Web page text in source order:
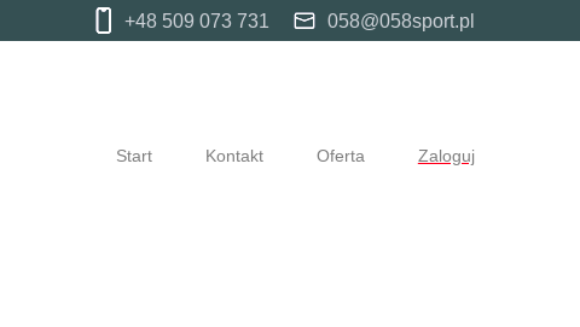
+48 509 073 731 058@058sport.pl
Start Kontakt Oferta Zaloguj